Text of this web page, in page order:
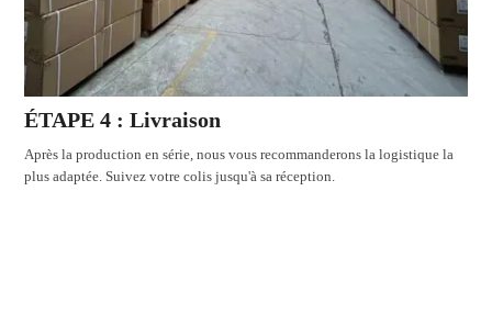
ÉTAPE 4 : Livraison
Après la production en série, nous vous recommanderons la logistique la
plus adaptée. Suivez votre colis jusqu'à sa réception.